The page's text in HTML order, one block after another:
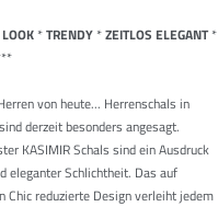
*TRENDY*ZEITLOS ELEGANT*
von heute... Herrenschals in
derzeit besonders angesagt.
KASIMIR Schals sind ein Ausdruck
eleganter Schlichtheit. Das auf
Chic reduzierte Design verleiht jedem